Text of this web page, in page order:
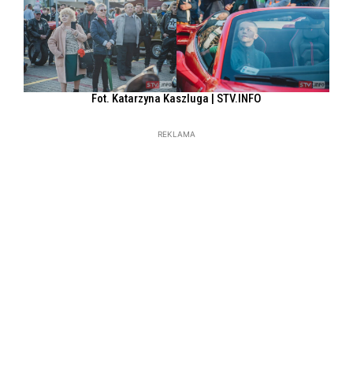
Fot. Katarzyna Kaszluga | STV.INFO
REKLAMA